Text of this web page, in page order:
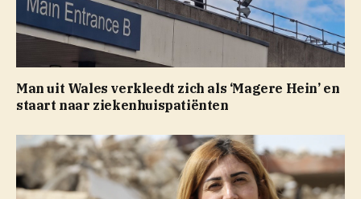
Man uit Wales verkleedt zich als ‘Magere Hein’ en
staart naar ziekenhuispatiënten